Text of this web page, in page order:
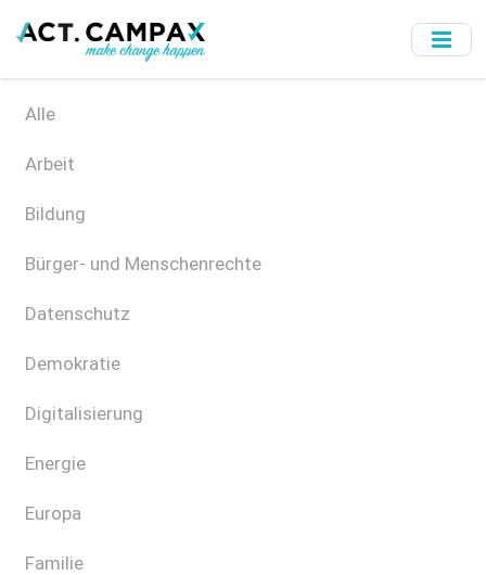
to
Alle
Arbeit
Bildung
Bürger- und Menschenrechte
Datenschutz
Demokratie
Digitalisierung
Energie
Europa
Familie